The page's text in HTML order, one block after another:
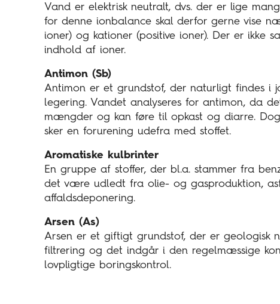
Vand er elektrisk neutralt, dvs. der er lige
for denne ionbalance skal derfor gerne vise
ioner) og kationer (positive ioner). Der er ikke
indhold af ioner.
Antimon (Sb)
Antimon er et grundstof, der naturligt findes i
legering. Vandet analyseres for antimon, da
mængder og kan føre til opkast og diarre.
sker en forurening udefra med stoffet.
Aromatiske kulbrinter
En gruppe af stoffer, der bl.a. stammer fra
det være udledt fra olie- og gasproduktion,
affaldsdeponering.
Arsen (As)
Arsen er et giftigt grundstof, der er geologisk
filtrering og det indgår i den regelmæssige
lovpligtige boringskontrol.